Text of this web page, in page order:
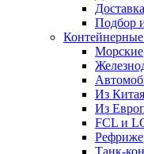
Подбор
Контейнерные
Морские
Из Китая
Из
FCL и
Танк-